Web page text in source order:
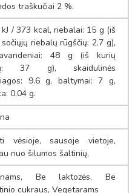
traškučiai 2 %.
/ 373 kcal, riebalai: 15 g (iš
riebalų rūgščių: 2.7 g),
48 g (iš kurių
37 g), skaidulinės
9.6 g, baltymai: 7 g,
0.04 g.
vėsioje, sausoje vietoje,
nuo šilumos šaltinių.
Be laktozės, Be
cukraus, Vegetarams